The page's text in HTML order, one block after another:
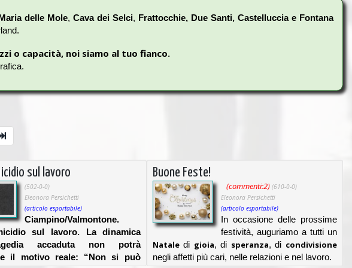
delle Mole,Cava dei Selci, Frattocchie, Due Santi, Castelluccia e Fontana
o capacità, noi siamo al tuo fianco.
sul lavoro
(502-0-0)
Eleonora Persichetti
(articolo esportabile)
Ciampino/Valmontone.
sul lavoro. La dinamica
accaduta non potrà
il motivo reale: “Non si può
Buone Feste!
(commenti:2) (610-0-0)
Eleonora Persichetti
(articolo esportabile)
In occasione delle prossime
festività, auguriamo a tutti un
Nataledi gioia, di speranza, di condivisione
negli affetti più cari, nelle relazioni e nel lavoro.